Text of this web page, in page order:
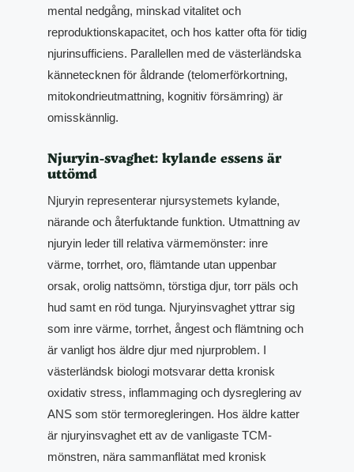
mental nedgång, minskad vitalitet och
reproduktionskapacitet, och hos katter ofta för tidig
njurinsufficiens. Parallellen med de västerländska
kännetecknen för åldrande (telomerförkortning,
mitokondrieutmattning, kognitiv försämring) är
omisskännlig.
Njuryin-svaghet: kylande essens är
uttömd
Njuryin representerar njursystemets kylande,
närande och återfuktande funktion. Utmattning av
njuryin leder till relativa värmemönster: inre
värme, torrhet, oro, flämtande utan uppenbar
orsak, orolig nattsömn, törstiga djur, torr päls och
hud samt en röd tunga. Njuryinsvaghet yttrar sig
som inre värme, torrhet, ångest och flämtning och
är vanligt hos äldre djur med njurproblem. I
västerländsk biologi motsvarar detta kronisk
oxidativ stress, inflammaging och dysreglering av
ANS som stör termoregleringen. Hos äldre katter
är njuryinsvaghet ett av de vanligaste TCM-
mönstren, nära sammanflätat med kronisk